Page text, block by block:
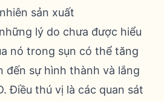
sản xuất
lý do chưa được hiểu
nó trong sụn có thể tăng
đến sự hình thành và lắng
Điều thú vị là các quan sát